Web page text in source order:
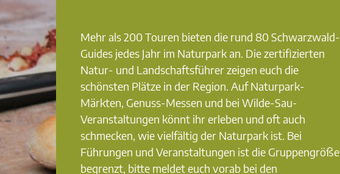
Mehr als 200 Touren bieten die rund 80 Schwarzwald-
Guides jedes Jahr im Naturpark an. Die zertifizierten
Natur- und Landschaftsführer zeigen euch die
schönsten Plätze in der Region. Auf Naturpark-
Märkten, Genuss-Messen und bei Wilde-Sau-
Veranstaltungen könnt ihr erleben und oft auch
schmecken, wie vielfältig der Naturpark ist. Bei
Führungen und Veranstaltungen ist die Gruppengröße
begrenzt, bitte meldet euch vorab bei den